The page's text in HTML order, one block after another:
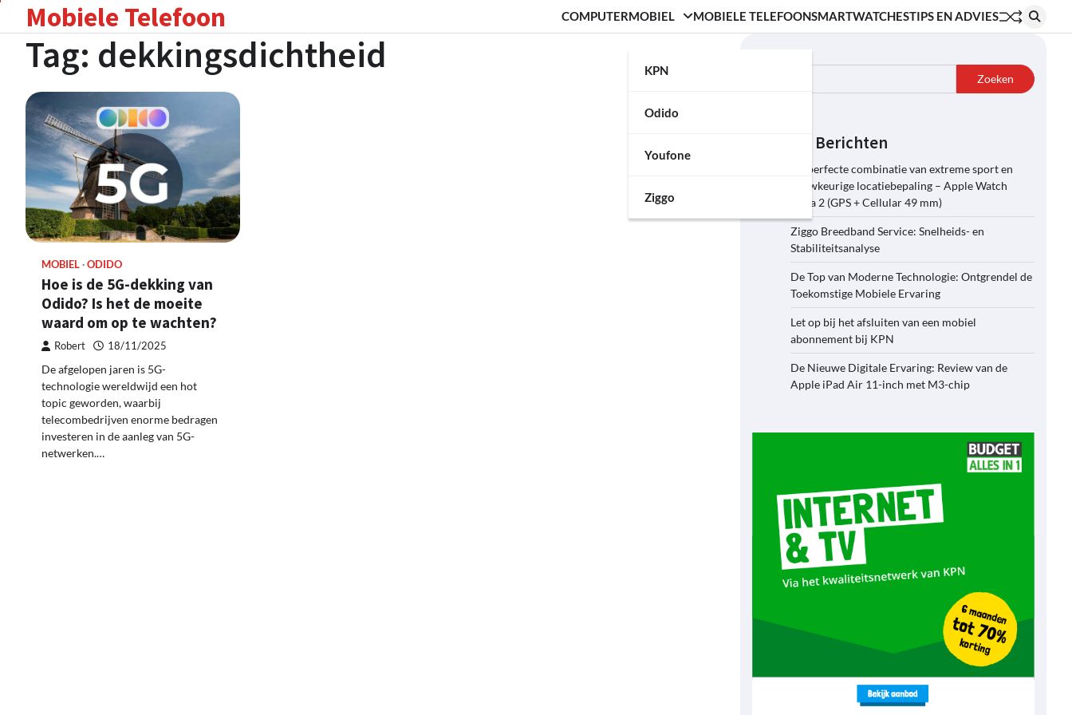
content
Mobiele Telefoon COMPUTERMOBIEL
KPN
Odido
Youfone
Ziggo
MOBIELE TELEFOONSMARTWATCHESTIPS EN ADVIES
Tag: dekkingsdichtheid
MOBIEL ODIDO
Hoe is de 5G-dekking van
Odido? Is het de moeite
waard om op te wachten?
Robert 18/11/2025
De afgelopen jaren is 5G-
technologie wereldwijd een hot
topic geworden, waarbij
telecombedrijven enorme bedragen
investeren in de aanleg van 5G-
netwerken.…
Zoeken
Recente Berichten
De perfecte combinatie van extreme sport en
nauwkeurige locatiebepaling – Apple Watch
Ultra 2 (GPS + Cellular 49 mm)
Ziggo Breedband Service: Snelheids- en
Stabiliteitsanalyse
De Top van Moderne Technologie: Ontgrendel de
Toekomstige Mobiele Ervaring
Let op bij het afsluiten van een mobiel
abonnement bij KPN
De Nieuwe Digitale Ervaring: Review van de
Apple iPad Air 11-inch met M3-chip